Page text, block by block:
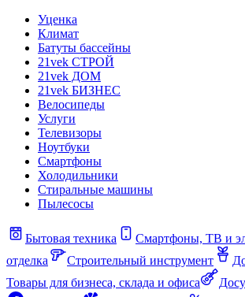
Уценка
Климат
Батуты бассейны
21vek СТРОЙ
21vek ДОМ
21vek БИЗНЕС
Велосипеды
Услуги
Телевизоры
Ноутбуки
Смартфоны
Холодильники
Стиральные машины
Пылесосы
Бытовая техника Смартфоны, ТВ и
отделка
Строительный инструмент
Товары для бизнеса, склада и офиса